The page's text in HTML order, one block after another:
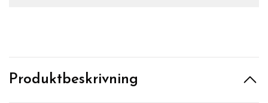
Produktbeskrivning